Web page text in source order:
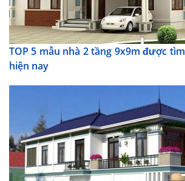
TOP 5 mẫu nhà 2 tầng 9x9m được
hiện nay